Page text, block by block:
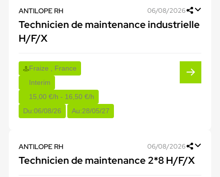
ANTILOPE RH 06/08/2026
Technicien de maintenance industrielle
H/F/X
Fraize , France
Interim
15,00 €/h - 16,50 €/h
Du:06/08/26 Au:28/05/27
ANTILOPE RH 06/08/2026
Technicien de maintenance 2*8 H/F/X